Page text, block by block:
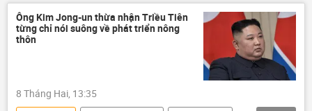
tăng trưởng kinh tế
lạm phát
thất nghiệp
Ông Kim Jong-un thừa nhận Triều Tiên
từng chỉ nói suông về phát triển nông
thôn
8 Tháng Hai, 13:35